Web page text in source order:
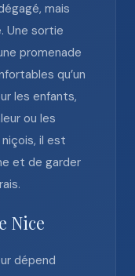
mais
Une sortie
promenade
qu’un
les enfants,
ou les
il est
et de garder
Nice
dépend